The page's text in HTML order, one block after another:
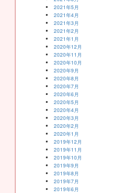
2021年5月
2021年4月
2021年3月
2021年2月
2021年1月
2020年12月
2020年11月
2020年10月
2020年9月
2020年8月
2020年7月
2020年6月
2020年5月
2020年4月
2020年3月
2020年2月
2020年1月
2019年12月
2019年11月
2019年10月
2019年9月
2019年8月
2019年7月
2019年6月